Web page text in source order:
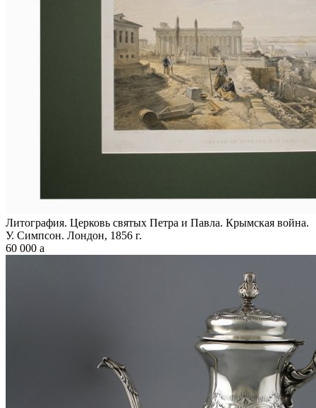
Литография. Церковь святых Петра и Павла. Крымская война.
У. Симпсон. Лондон, 1856 г.
60 000 a